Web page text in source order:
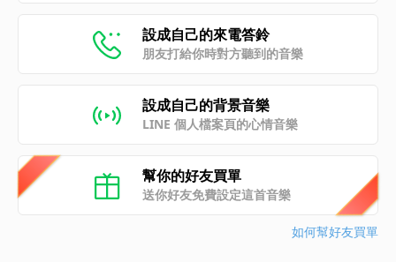
設成自己的來電答鈴
朋友打給你時對方聽到的音樂
設成自己的背景音樂
LINE 個人檔案頁的心情音樂
幫你的好友買單
送你好友免費設定這首音樂
如何幫好友買單